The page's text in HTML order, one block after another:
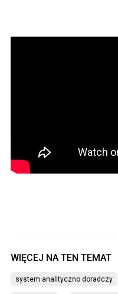
system analityczno doradczy